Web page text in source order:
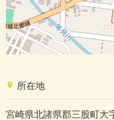
place 所在地
宮崎県北諸県郡三股町大